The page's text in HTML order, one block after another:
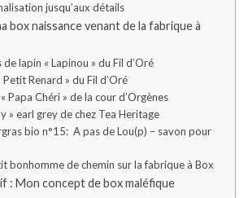
jusqu’aux détails
box naissance venant de la fabrique à
de lapin « Lapinou » du Fil d’Oré
Renard » du Fil d’Oré
Papa Chéri » de la cour d’Orgènes
» earl grey de chez Tea Heritage
bio n°15: A pas de Lou(p) – savon pour
bonhomme de chemin sur la fabrique à Box
: Mon concept de box maléfique